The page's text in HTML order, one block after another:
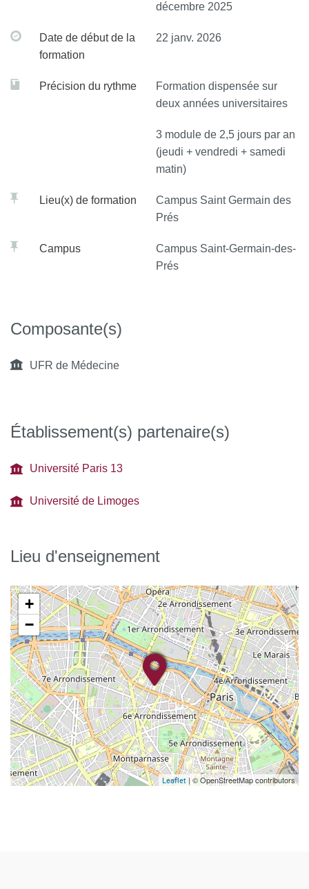
décembre 2025
Date de début de la
formation
22 janv. 2026
Précision du rythme
Formation dispensée sur
deux années universitaires
3 module de 2,5 jours par an
(jeudi + vendredi + samedi
matin)
Lieu(x) de formation
Campus Saint Germain des
Prés
Campus
Campus Saint-Germain-des-
Prés
Composante(s)
UFR de Médecine
Établissement(s) partenaire(s)
Université Paris 13
Université de Limoges
Lieu d'enseignement
+
−
Leaflet | © OpenStreetMap contributors